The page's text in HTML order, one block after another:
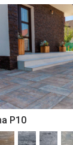
P10